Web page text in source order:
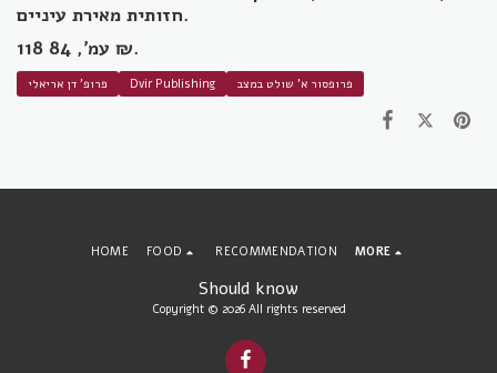
חזותית מאירת עיניים.
118 עמ', 84 ₪.
פרופ' דן אריאלי Dvir Publishing פרופסור א' שולט במצב
Should know
Copyright © 2026 All rights reserved
HOME FOOD RECOMMENDATION MORE